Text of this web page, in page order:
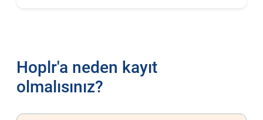
Hoplr'a neden kayıt
olmalısınız?